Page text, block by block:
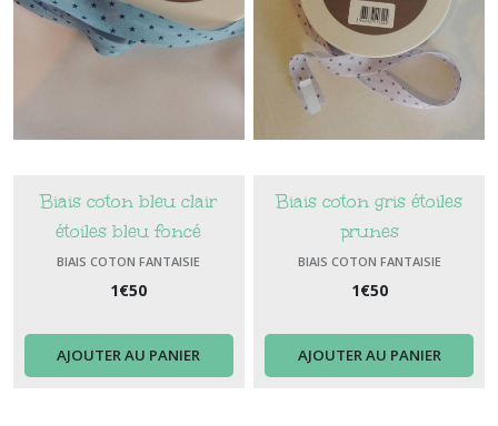
Biais coton bleu clair
étoiles bleu foncé
BIAIS COTON FANTAISIE
1€50
AJOUTER AU PANIER
Biais coton gris étoiles
prunes
BIAIS COTON FANTAISIE
1€50
AJOUTER AU PANIER